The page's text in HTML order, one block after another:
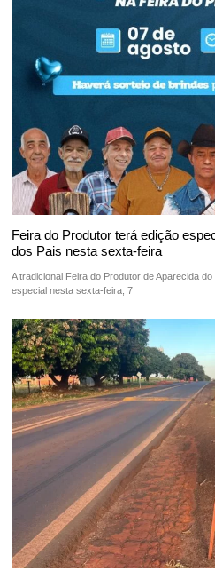
Feira do Produtor terá edição
dos Pais nesta sexta-feira
A tradicional Feira do Produtor de Aparecida
especial nesta sexta-feira, 7